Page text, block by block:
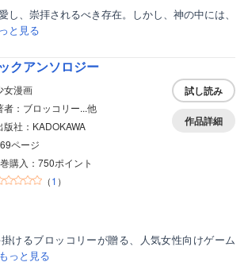
し、崇拝されるべき存在。しかし、神の中には、
と見る
クアンソロジー
女漫画
者：ブロッコリー...他
版社：KADOKAWA
ページ
購入：750ポイント
（1 ）
試し読み
作品詳細
けるブロッコリーが贈る、人気女性向けゲーム
もっと見る